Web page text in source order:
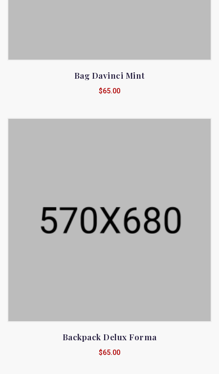
Bag Davinci Mint
$65.00
Backpack Delux Forma
$65.00